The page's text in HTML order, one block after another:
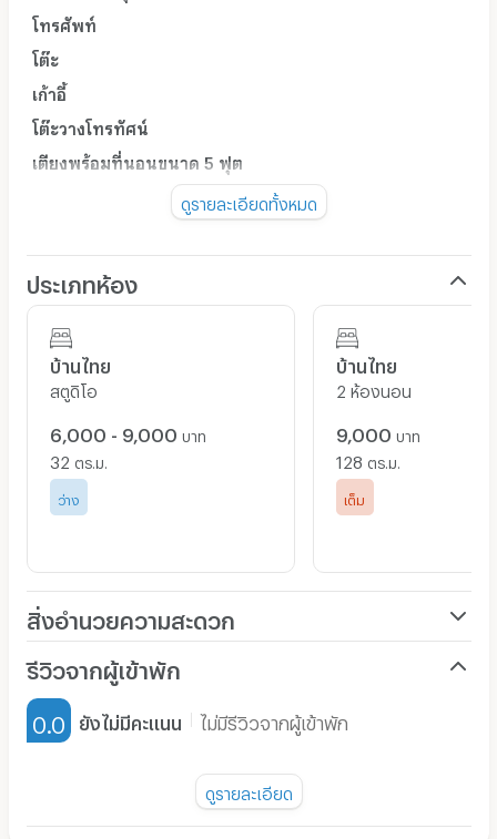
โทรศัพท์
โต๊ะ
เก้าอี้
โต๊ะวางโทรทัศน์
เตียงพร้อมที่นอนขนาด 5 ฟุต
• ทุกห้องมีสัญญาณเคเบิ้ลทีวี,ฟรี Wi-Fi
• บริการสระว่ายน้ำ
• ลิฟท์บริการ 2 เครื่อง ตลอด 24 ชั่วโมง
• เจ้าหน้าที่รักษาความปลอดภัยตลอด 24 ชั่วโมงและที่
เข้าชมเรา
ได้ที่https://www.baanthailiving.com/th/project/7/baan-
thai-living-nimman
ดูรายละเอียดทั้งหมด
ประเภทห้อง
บ้านไทย
สตูดิโอ
6,000 - 9,000 บาท
32 ตร.ม.
ว่าง
บ้านไทย
2 ห้องนอน
9,000 บาท
128 ตร.ม.
เต็ม
สิ่งอำนวยความสะดวก
เฟอร์นิเจอร์-ตู้, เตียง
เครื่องทำน้ำอุ่น
รีวิวจากผู้เข้าพัก
0.0 ยังไม่มีคะแนน ไม่มีรีวิวจากผู้เข้าพัก
ยังไม่มีรีวิวของอพาร์ทเม้นท์นี้
ดูรายละเอียด